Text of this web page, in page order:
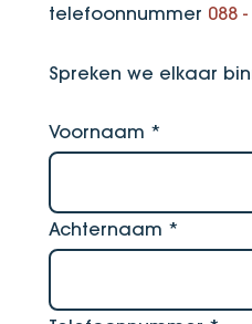
telefoonnummer 088
Spreken we elkaar
Voornaam *
Achternaam *